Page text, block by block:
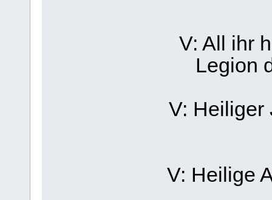
V: All ihr
Legion
V: Heiliger
V: Heilige